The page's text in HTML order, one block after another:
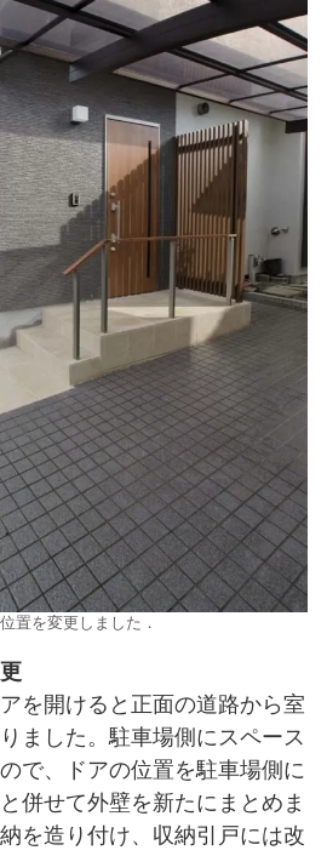
置を変更しました．
を開けると正面の道路から室
ました。駐車場側にスペース
で、ドアの位置を駐車場側に
併せて外壁を新たにまとめま
を造り付け、収納引戸には改